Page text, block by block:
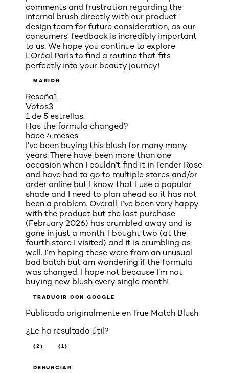
comments and frustration regarding the
internal brush directly with our product
design team for future consideration, as our
consumers' feedback is incredibly important
to us. We hope you continue to explore
L'Oréal Paris to find a routine that fits
perfectly into your beauty journey!
MARION
Reseña1
Votos3
1 de 5 estrellas.
Has the formula changed?
hace 4 meses
I’ve been buying this blush for many many
years. There have been more than one
occasion when I couldn’t find it in Tender Rose
and have had to go to multiple stores and/or
order online but I know that I use a popular
shade and I need to plan ahead so it has not
been a problem. Overall, I’ve been very happy
with the product but the last purchase
(February 2026) has crumbled away and is
gone in just a month. I bought two (at the
fourth store I visited) and it is crumbling as
well. I’m hoping these were from an unusual
bad batch but am wondering if the formula
was changed. I hope not because I’m not
buying new blush every single month!
TRADUCIR CON GOOGLE
Publicada originalmente enTrue Match Blush
¿Le ha resultado útil?
(2) (1)
DENUNCIAR